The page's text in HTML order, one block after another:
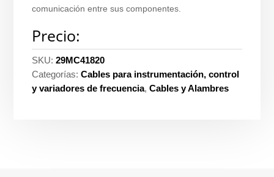
comunicación entre sus componentes.
Precio:
SKU:29MC41820
Categorías:Cables para instrumentación, control
y variadores de frecuencia,Cables y Alambres